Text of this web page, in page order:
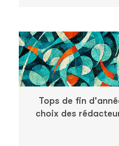
Tops de fin
choix des